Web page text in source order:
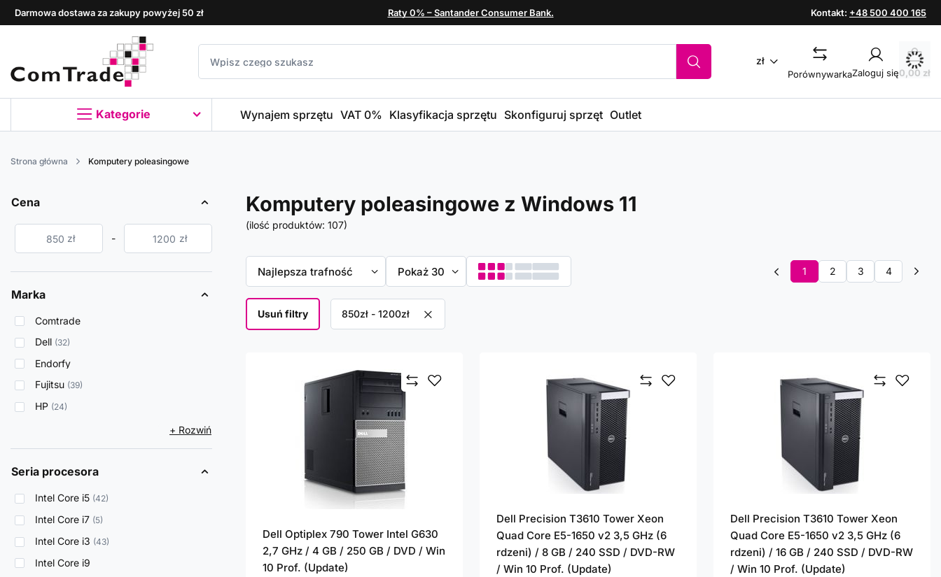
Darmowa dostawa za zakupy powyżej 50 zł Raty 0% – Santander Consumer Bank. Kontakt: +48 500 400 165
zł
PorównywarkaZaloguj się0,00 zł
Kategorie Wynajem sprzętu VAT 0% Klasyfikacja sprzętu Skonfiguruj sprzęt Outlet
Strona główna Komputery poleasingowe
Cena
zł - zł
Marka
Comtrade
Dell 32
Endorfy
Fujitsu 39
HP 24
+ Rozwiń
Seria procesora
Intel Core i5 42
Intel Core i7 5
Intel Core i3 43
Intel Core i9
Komputery poleasingowe z Windows 11
(ilość produktów: 107)
Zmień sortowanie
Najlepsza trafność Zmień ilość wyświetlanych produktów
Pokaż 30 1 2 3 4
Usuń filtry Usuń filtr
850zł - 1200zł
Dell Optiplex 790 Tower Intel G630
2,7 GHz / 4 GB / 250 GB / DVD / Win
10 Prof. (Update)
Dell Precision T3610 Tower Xeon
Quad Core E5-1650 v2 3,5 GHz (6
rdzeni) / 8 GB / 240 SSD / DVD-RW
/ Win 10 Prof. (Update)
Dell Precision T3610 Tower Xeon
Quad Core E5-1650 v2 3,5 GHz (6
rdzeni) / 16 GB / 240 SSD / DVD-RW
/ Win 10 Prof. (Update)